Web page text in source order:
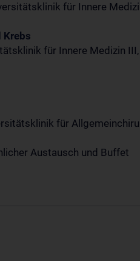
für Innere
Krebs
für Innere Medizin
für
Austausch und Buffet